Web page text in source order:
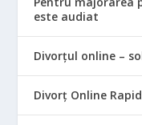
este audiat
Divorțul online –
Divorț Online